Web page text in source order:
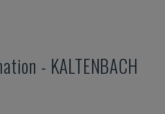
- KALTENBACH